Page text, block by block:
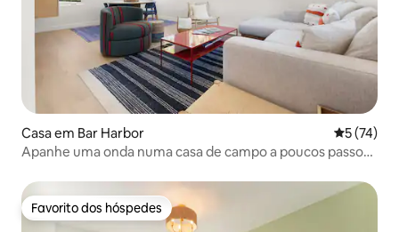
Casa em Bar Harbor
5 (74)
Apanhe uma onda numa casa de campo a poucos passos
Favorito dos hóspedes
Favorito dos hóspedes